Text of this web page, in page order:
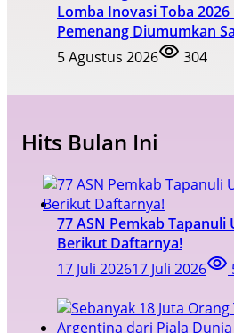
Lomba Inovasi Toba 2026
Pemenang Diumumkan
5 Agustus 2026
304
Hits Bulan Ini
77 ASN Pemkab
Berikut Daftarnya!
17 Juli 202617 Juli 2026